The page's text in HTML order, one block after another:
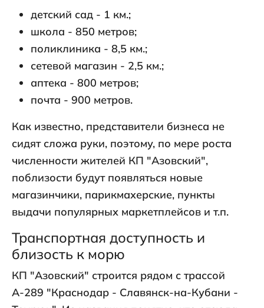
детский сад - 1 км.;
школа - 850 метров;
поликлиника - 8,5 км.;
сетевой магазин - 2,5 км.;
аптека - 800 метров;
почта - 900 метров.
Как известно, представители бизнеса не
сидят сложа руки, поэтому, по мере роста
численности жителей КП "Азовский",
поблизости будут появляться новые
магазинчики, парикмахерские, пункты
выдачи популярных маркетплейсов и т.п.
Транспортная доступность и
близость к морю
КП "Азовский" строится рядом с трассой
А-289 "Краснодар - Славянск-на-Кубани -